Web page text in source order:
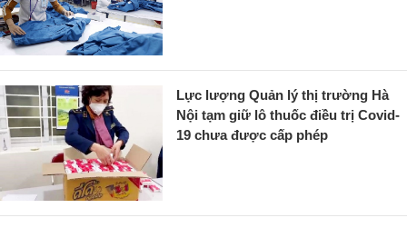
Lực lượng Quản lý thị trường Hà
Nội tạm giữ lô thuốc điều trị Covid-
19 chưa được cấp phép